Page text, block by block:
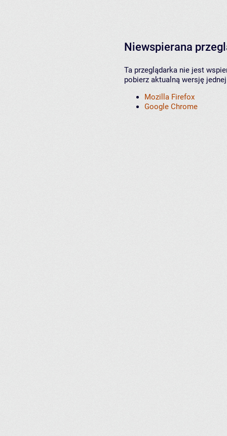
Niewspierana
Ta przeglądarka nie jest
pobierz aktualną wersję
Mozilla Firefox
Google Chrome